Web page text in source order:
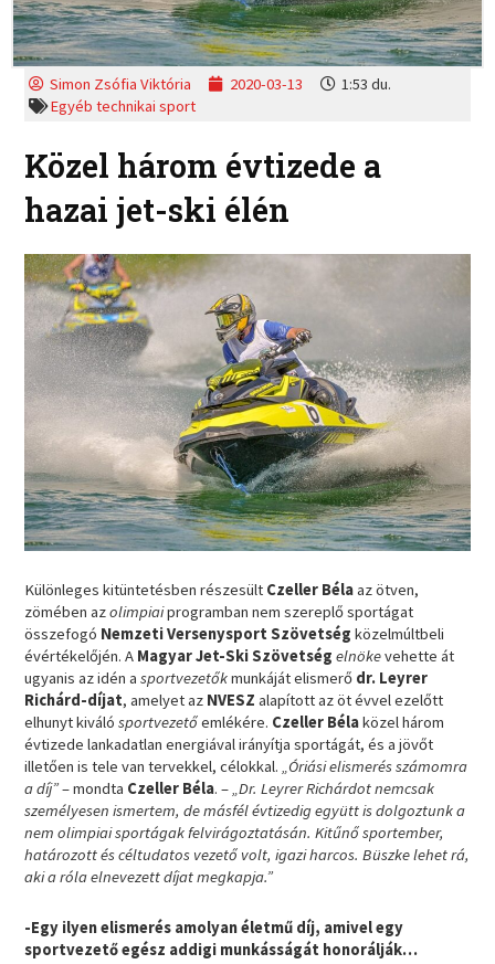
Simon Zsófia Viktória 2020-03-13
1:53 du.
Egyéb technikai sport
Közel három évtizede a
hazai jet-ski élén
Különleges kitüntetésben részesült Czeller Bélaaz ötven,
zömében azolimpiaiprogramban nem szereplő sportágat
összefogó Nemzeti Versenysport Szövetség közelmúltbeli
évértékelőjén. A Magyar Jet-Ski Szövetség elnökevehette át
ugyanis az idén asportvezetőkmunkáját elismerő dr. Leyrer
Richárd-díjat, amelyet az NVESZ alapított az öt évvel ezelőtt
elhunyt kiválósportvezetőemlékére. Czeller Bélaközel három
évtizede lankadatlan energiával irányítja sportágát, és a jövőt
illetően is tele van tervekkel, célokkal.„Óriási elismerés számomra
a díj”– mondta Czeller Béla. –„Dr. Leyrer Richárdot nemcsak
személyesen ismertem, de másfél évtizedig együtt is dolgoztunk a
nem olimpiai sportágak felvirágoztatásán. Kitűnő sportember,
határozott és céltudatos vezető volt, igazi harcos. Büszke lehet rá,
aki a róla elnevezett díjat megkapja.”
-Egy ilyen elismerés amolyan életmű díj, amivel egy
sportvezető egész addigi munkásságát honorálják…